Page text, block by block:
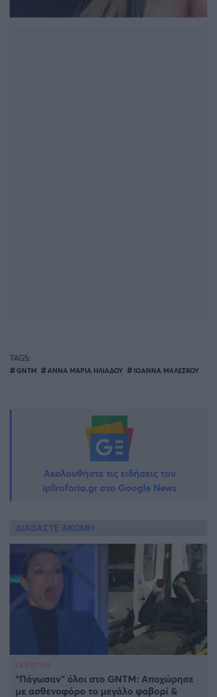
TAGS:
GNTM ΑΝΝΑ ΜΑΡΙΑ ΗΛΙΑΔΟΥ ΙΩΑΝΝΑ ΜΑΛΕΣΚΟΥ
Ακολουθήστε τις ειδήσεις του
ipliroforia.gr στο Google News
ΔΙΑΒΑΣΤΕ ΑΚΟΜΗ
LIFESTYLE
“Πάγωσαν” όλοι στο GNTM: Αποχώρησε
με ασθενοφόρο το μεγάλο φαβορί &